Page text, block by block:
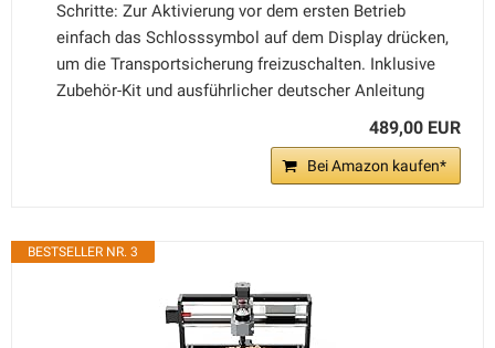
Schritte: Zur Aktivierung vor dem ersten Betrieb
einfach das Schlosssymbol auf dem Display drücken,
um die Transportsicherung freizuschalten. Inklusive
Zubehör-Kit und ausführlicher deutscher Anleitung
489,00 EUR
Bei Amazon kaufen*
BESTSELLER NR. 3